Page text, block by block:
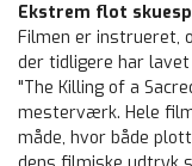
Ekstrem flot
Filmen er instrueret,
der tidligere har
"The Killing of a
mesterværk. Hele
måde, hvor både